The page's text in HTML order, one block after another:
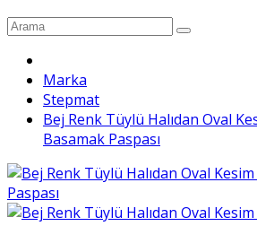
Marka
Stepmat
Bej Renk Tüylü Halıdan Oval
Basamak Paspası